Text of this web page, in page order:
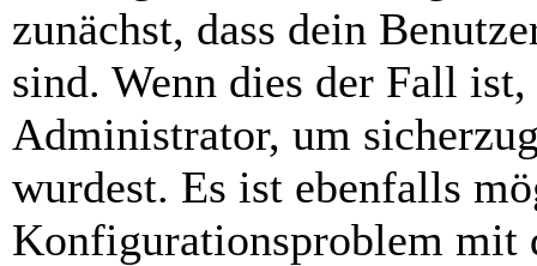
zunächst, dass dein
sind. Wenn dies der Fall
Administrator, um
wurdest. Es ist ebenfalls
Konfigurationsproblem mit